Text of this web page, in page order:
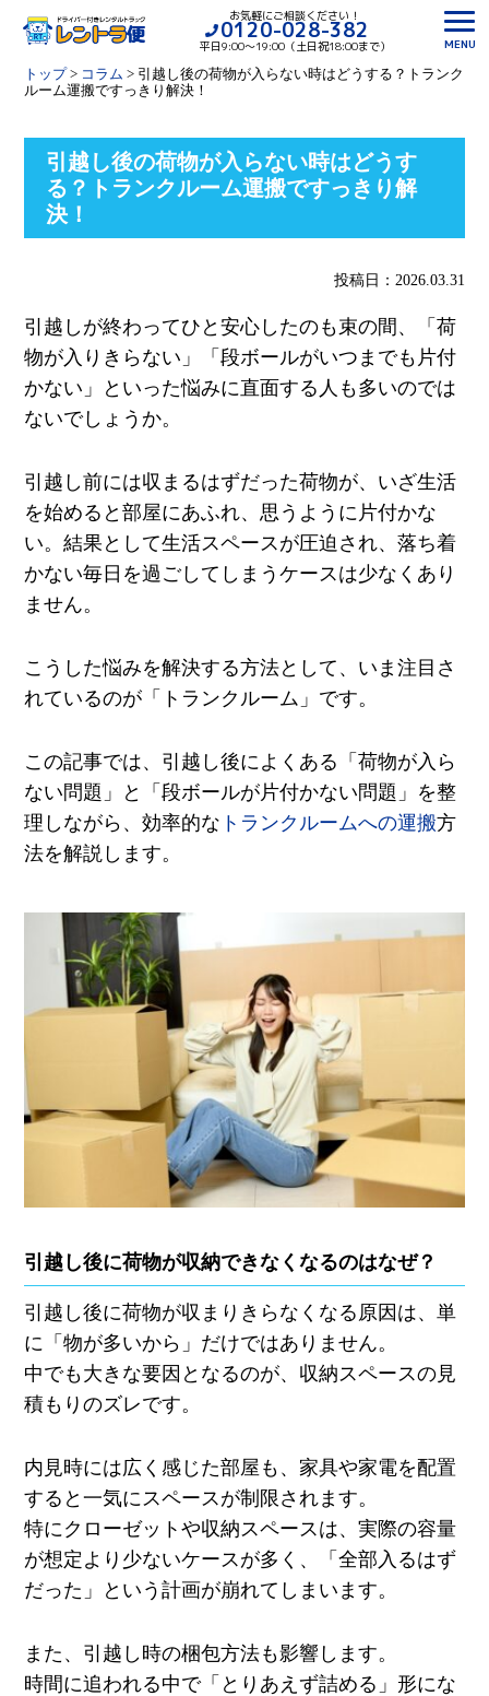
お気軽にご相談ください！
0120-028-382
平日9:00〜19:00（土日祝18:00まで）
MENU
トップ> コラム > 引越し後の荷物が入らない時はどうする？トランク
ルーム運搬ですっきり解決！
引越し後の荷物が入らない時はどうす
る？トランクルーム運搬ですっきり解
決！
投稿日：2026.03.31
引越しが終わってひと安心したのも束の間、「荷
物が入りきらない」「段ボールがいつまでも片付
かない」といった悩みに直面する人も多いのでは
ないでしょうか。
引越し前には収まるはずだった荷物が、いざ生活
を始めると部屋にあふれ、思うように片付かな
い。結果として生活スペースが圧迫され、落ち着
かない毎日を過ごしてしまうケースは少なくあり
ません。
こうした悩みを解決する方法として、いま注目さ
れているのが「トランクルーム」です。
この記事では、引越し後によくある「荷物が入ら
ない問題」と「段ボールが片付かない問題」を整
理しながら、効率的な トランクルームへの運搬方
法を解説します。
引越し後に荷物が収納できなくなるのはなぜ？
引越し後に荷物が収まりきらなくなる原因は、単
に「物が多いから」だけではありません。
中でも大きな要因となるのが、収納スペースの見
積もりのズレです。
内見時には広く感じた部屋も、家具や家電を配置
すると一気にスペースが制限されます。
特にクローゼットや収納スペースは、実際の容量
が想定より少ないケースが多く、「全部入るはず
だった」という計画が崩れてしまいます。
また、引越し時の梱包方法も影響します。
時間に追われる中で「とりあえず詰める」形にな